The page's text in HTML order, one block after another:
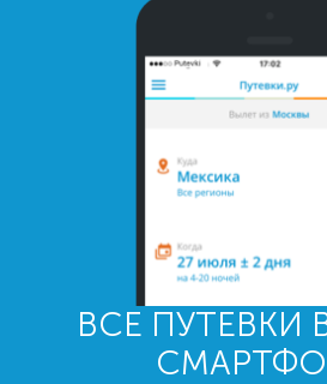
ВСЕ ПУТЕВКИ